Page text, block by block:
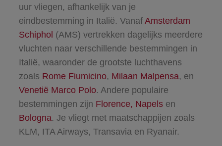
uur vliegen, afhankelijk van je
eindbestemming in Italië. Vanaf Amsterdam
Schiphol (AMS) vertrekken dagelijks meerdere
vluchten naar verschillende bestemmingen in
Italië, waaronder de grootste luchthavens
zoals Rome Fiumicino, Milaan Malpensa, en
Venetië Marco Polo. Andere populaire
bestemmingen zijn Florence, Napelsen
Bologna. Je vliegt met maatschappijen zoals
KLM, ITA Airways, Transavia en Ryanair.